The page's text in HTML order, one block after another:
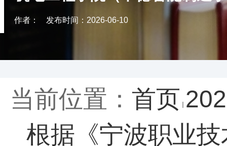
作者： 发布时间：2026-06-10
当前位置： 首页
根据《宁波职业